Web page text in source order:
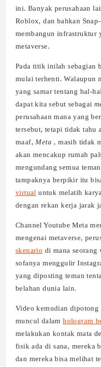
ini. Banyak perusahaan
Roblox, dan bahkan
membangun infrastruktur
metaverse.
Pada titik inilah sebagian
mulai terhenti. Walaupun
yang samar tentang hal-
dapat kita sebut sebagai
perusahaan mana yang
tersebut, tetapi tidak tahu
maaf, Meta , masih tidak
akan mencakup rumah
mengundang semua
tampaknya berpikir itu
virtual untuk melatih
dengan rekan kerja jarak
Channel Youtube Meta
mengenai metaverse,
skenario di mana seorang
sofanya menggulir
yang diposting teman
belahan dunia lain.
Video kemudian dipotong
muncul dalamhologram
melakukan kontak mata
fisik ada di sana, mereka
dan mereka bisa melihat